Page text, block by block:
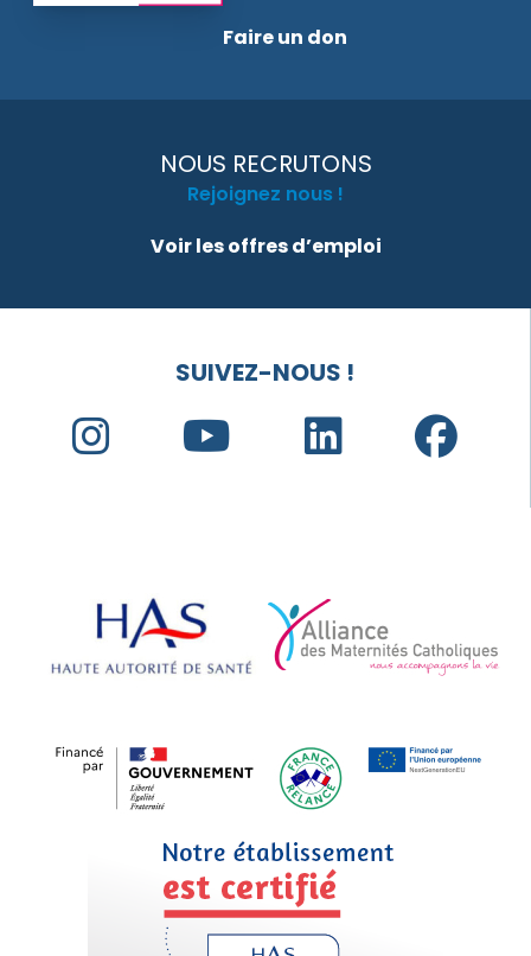
Faire un don
NOUS RECRUTONS
Rejoignez nous !
Voir les offres d’emploi
SUIVEZ-NOUS !